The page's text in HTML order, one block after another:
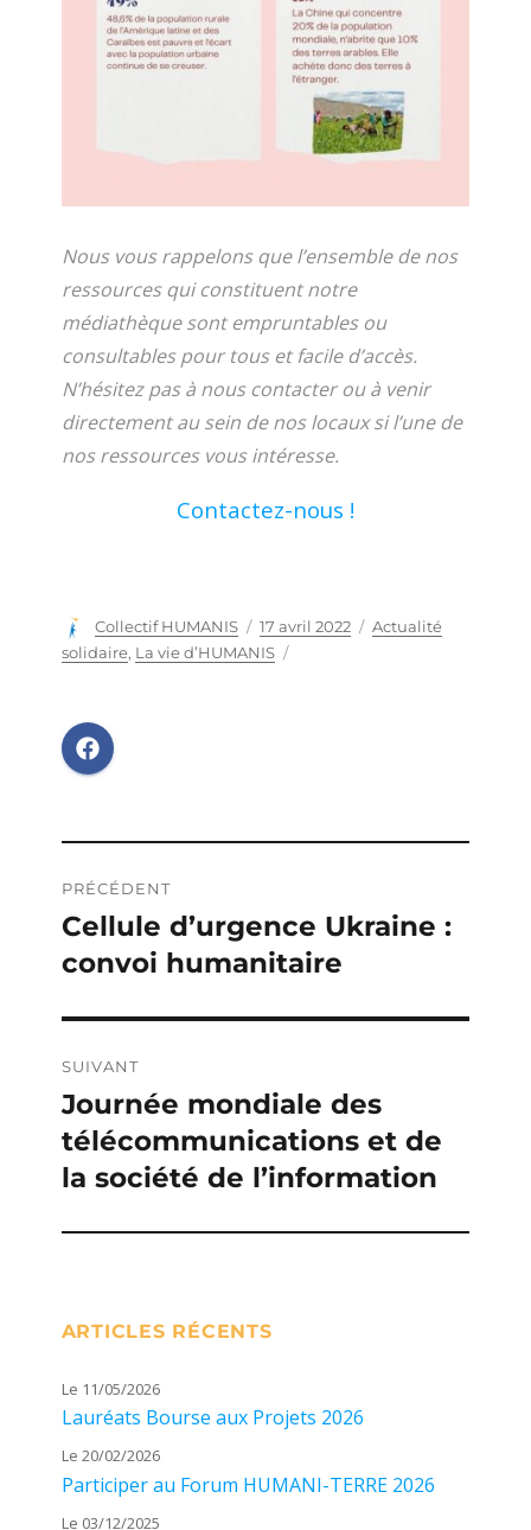
Nous vous rappelons que l’ensemble de nos
ressources qui constituent notre
médiathèque sont empruntables ou
consultables pour tous et facile d’accès.
N’hésitez pas à nous contacter ou à venir
directement au sein de nos locaux si l’une de
nos ressources vous intéresse.
Contactez-nous !
Auteur
Collectif HUMANIS
Publié
le
17 avril 2022 Catégories
Actualité
solidaire, La vie d’HUMANIS
de
l’article
PRÉCÉDENT
Publication
précédente :
Cellule d’urgence Ukraine :
convoi humanitaire
SUIVANT
Publication
suivante :
Journée mondiale des
télécommunications et de
la société de l’information
ARTICLES RÉCENTS
Le 11/05/2026
Lauréats Bourse aux Projets 2026
Le 20/02/2026
Participer au Forum HUMANI-TERRE 2026
Le 03/12/2025